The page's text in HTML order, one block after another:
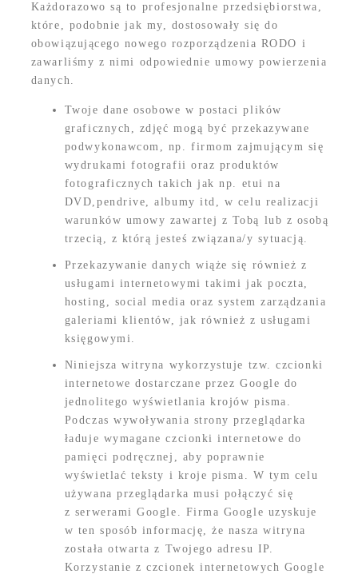
Każdorazowo są to profesjonalne przedsiębiorstwa,
które, podobnie jak my, dostosowały się do
obowiązującego nowego rozporządzenia RODO i
zawarliśmy z nimi odpowiednie umowy powierzenia
danych.
Twoje dane osobowe w postaci plików
graficznych, zdjęć mogą być przekazywane
podwykonawcom, np. firmom zajmującym się
wydrukami fotografii oraz produktów
fotograficznych takich jak np. etui na
DVD,pendrive, albumy itd, w celu realizacji
warunków umowy zawartej z Tobą lub z osobą
trzecią, z którą jesteś związana/y sytuacją.
Przekazywanie danych wiąże się również z
usługami internetowymi takimi jak poczta,
hosting, social media oraz system zarządzania
galeriami klientów, jak również z usługami
księgowymi.
Niniejsza witryna wykorzystuje tzw. czcionki
internetowe dostarczane przez Google do
jednolitego wyświetlania krojów pisma.
Podczas wywoływania strony przeglądarka
ładuje wymagane czcionki internetowe do
pamięci podręcznej, aby poprawnie
wyświetlać teksty i kroje pisma. W tym celu
używana przeglądarka musi połączyć się
z serwerami Google. Firma Google uzyskuje
w ten sposób informację, że nasza witryna
została otwarta z Twojego adresu IP.
Korzystanie z czcionek internetowych Google